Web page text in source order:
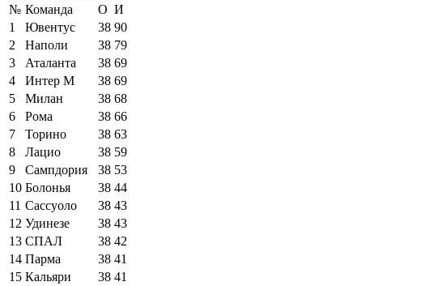
№ Команда О И
1
Ювентус 38 90
2
Наполи 38 79
3
Аталанта 38 69
4
Интер М 38 69
5
Милан 38 68
6
Рома 38 66
7
Торино 38 63
8
Лацио 38 59
9
Сампдория 38 53
10 Болонья 38 44
11 Сассуоло 38 43
12 Удинезе 38 43
13 СПАЛ 38 42
14 Парма 38 41
15 Кальяри 38 41